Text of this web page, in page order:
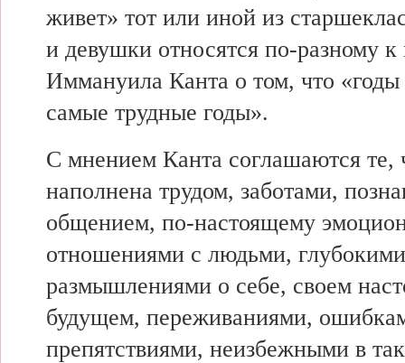
живет» тот или иной из
и девушки относятся по-разному
Иммануила Канта о том, что
самые трудные годы».
С мнением Канта соглашаются те,
наполнена трудом, заботами,
общением, по-настоящему
отношениями с людьми, глубокими
размышлениями о себе, своем
будущем, переживаниями,
препятствиями, неизбежными в